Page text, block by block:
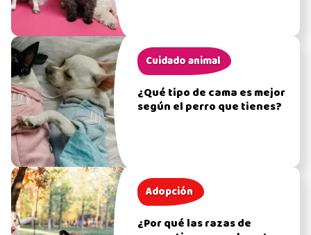
Cuidado animal
¿Qué tipo de cama es mejor
según el perro que tienes?
Adopción
¿Por qué las razas de